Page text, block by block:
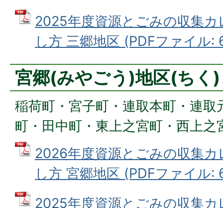
2025年度資源とごみの収集
し方 三郷地区 (PDFファイル:
宮郷(みやごう)地区(ちく)
稲荷町・宮子町・連取本町・連取
町・田中町・東上之宮町・西上之
2026年度資源とごみの収集
し方 宮郷地区 (PDFファイル:
2025年度資源とごみの収集